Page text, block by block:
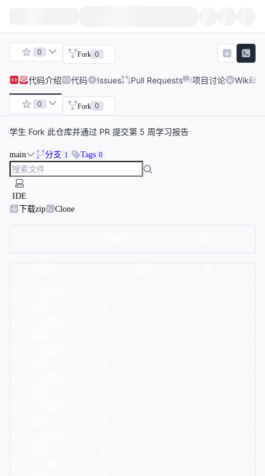
0 Fork 0
代码介绍 代码 Issues Pull Requests 项目讨论 Wiki
0 Fork 0
学生 Fork 此仓库并通过 PR 提交第 5 周学习报告
main 分支 1 Tags 0
IDE
下载zip
Clone